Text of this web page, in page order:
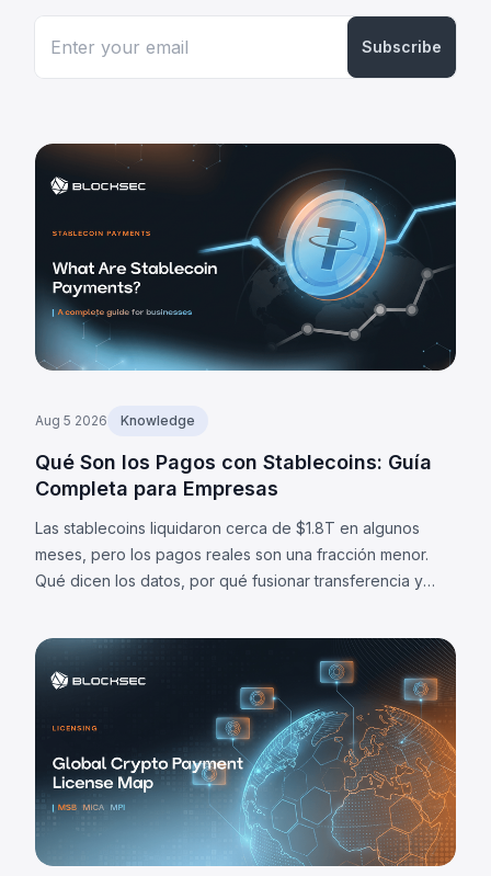
Subscribe
Aug 5 2026 Knowledge
Qué Son los Pagos con Stablecoins: Guía
Completa para Empresas
Las stablecoins liquidaron cerca de $1.8T en algunos
meses, pero los pagos reales son una fracción menor.
Qué dicen los datos, por qué fusionar transferencia y